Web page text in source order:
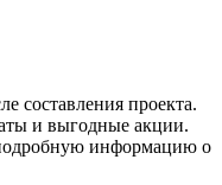
составления проекта.
и выгодные акции.
информацию о